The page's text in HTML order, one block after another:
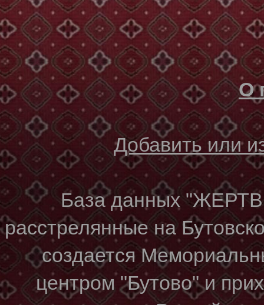
О
Добавить или
База данных
расстрелянные на
создается
центром "Бутово" и